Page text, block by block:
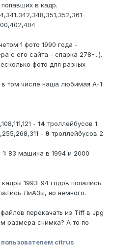
в кадр.
1 фото 1990 года -
с его сайта - спарка 278-...).
фото для разных
в том числе наша любимая А-1
- 14 троллейбусов 1
- 9 троллейбусов 2
83 машина в 1994 и 2000
1993-94 годов попались
ЛиАЗы, но немного.
перекачать из Tiff в Jpg
размера снимка? А то по
пользователем citrus